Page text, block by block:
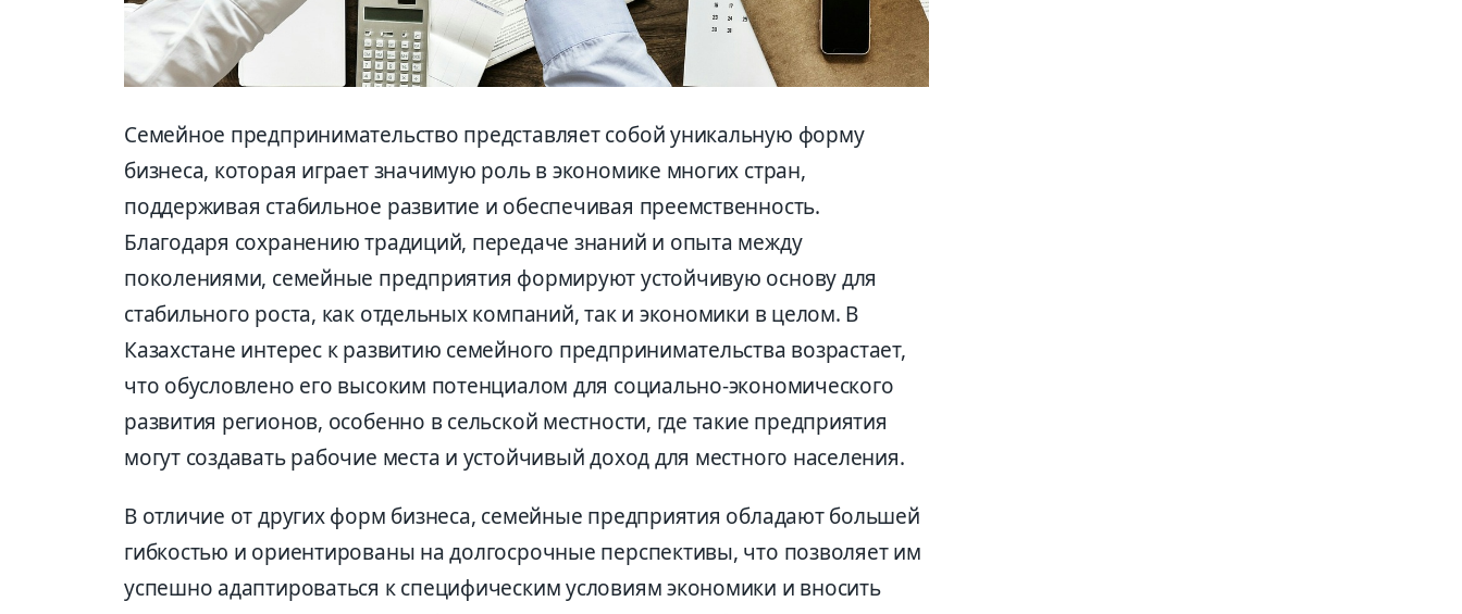
Семейное предпринимательство представляет собой уникальную форму
бизнеса, которая играет значимую роль в экономике многих стран,
поддерживая стабильное развитие и обеспечивая преемственность.
Благодаря сохранению традиций, передаче знаний и опыта между
поколениями, семейные предприятия формируют устойчивую основу для
стабильного роста, как отдельных компаний, так и экономики в целом. В
Казахстане интерес к развитию семейного предпринимательства возрастает,
что обусловлено его высоким потенциалом для социально-экономического
развития регионов, особенно в сельской местности, где такие предприятия
могут создавать рабочие места и устойчивый доход для местного населения.
В отличие от других форм бизнеса, семейные предприятия обладают большей
гибкостью и ориентированы на долгосрочные перспективы, что позволяет им
успешно адаптироваться к специфическим условиям экономики и вносить